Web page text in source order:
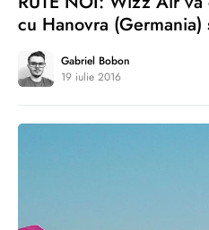
cu Hanovra
Gabriel Bobon
19 iulie 2016